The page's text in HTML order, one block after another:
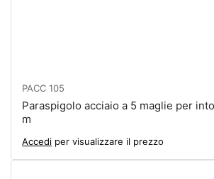
PACC 105
Paraspigolo acciaio a 5 maglie per
m
Accedi per visualizzare il prezzo